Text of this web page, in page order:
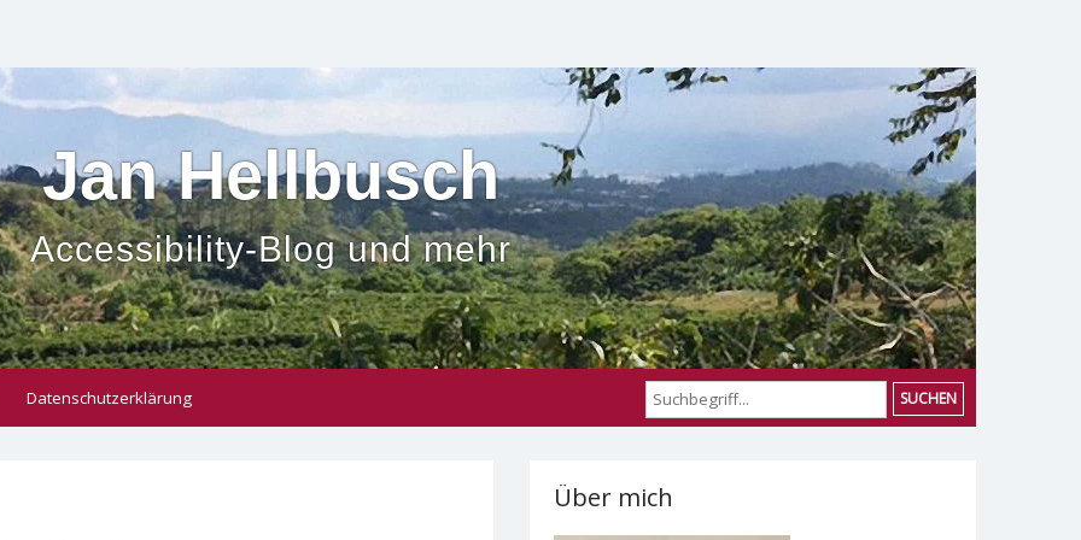
Jan Hellbusch
Accessibility-Blog und mehr
Datenschutzerklärung SUCHEN
Über mich